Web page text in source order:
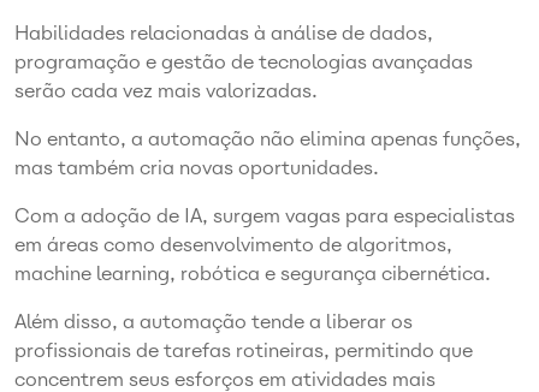
Habilidades relacionadas à análise de dados,
programação e gestão de tecnologias avançadas
serão cada vez mais valorizadas.
No entanto, a automação não elimina apenas funções,
mas também cria novas oportunidades.
Com a adoção de IA, surgem vagas para especialistas
em áreas como desenvolvimento de algoritmos,
machine learning, robótica e segurança cibernética.
Além disso, a automação tende a liberar os
profissionais de tarefas rotineiras, permitindo que
concentrem seus esforços em atividades mais